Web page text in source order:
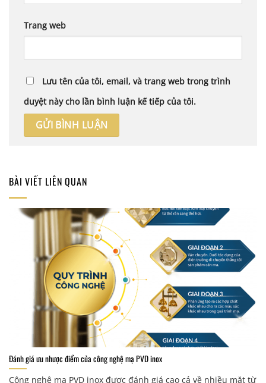
Trang web
Lưu tên của tôi, email, và trang web trong trình
duyệt này cho lần bình luận kế tiếp của tôi.
BÀI VIẾT LIÊN QUAN
Đánh giá ưu nhược điểm của công nghệ mạ PVD inox
Công nghệ mạ PVD inox được đánh giá cao cả về nhiều mặt từ